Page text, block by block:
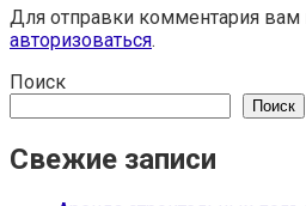
Для отправки комментария вам
авторизоваться.
Поиск
Поиск
Свежие записи